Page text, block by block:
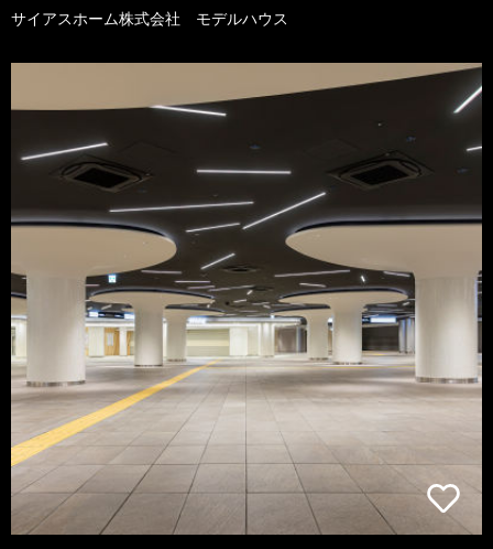
サイアスホーム株式会社 モデルハウス